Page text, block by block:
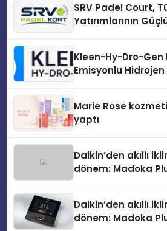
SRV Padel Court,
Yatırımlarının
Kleen-Hy-Dro-Gen
Emisyonlu Hidrojen
Marie Rose
yaptı
Daikin’den akıllı
dönem: Madoka
Daikin’den akıllı
dönem: Madoka